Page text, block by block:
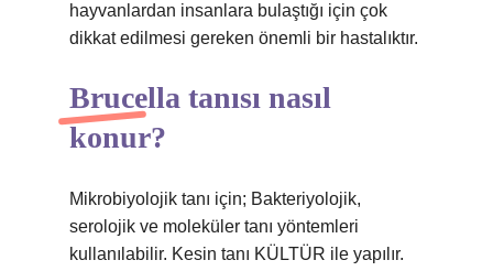
hayvanlardan insanlara bulaştığı için çok
dikkat edilmesi gereken önemli bir hastalıktır.
Brucella tanısı nasıl
konur?
Mikrobiyolojik tanı için; Bakteriyolojik,
serolojik ve moleküler tanı yöntemleri
kullanılabilir. Kesin tanı KÜLTÜR ile yapılır.